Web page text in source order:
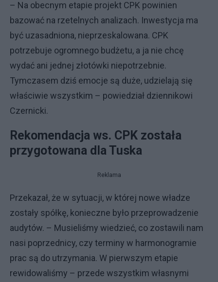
– Na obecnym etapie projekt CPK powinien
bazować na rzetelnych analizach. Inwestycja ma
być uzasadniona, nieprzeskalowana. CPK
potrzebuje ogromnego budżetu, a ja nie chcę
wydać ani jednej złotówki niepotrzebnie.
Tymczasem dziś emocje są duże, udzielają się
właściwie wszystkim – powiedział dziennikowi
Czernicki.
Rekomendacja ws. CPK została
przygotowana dla Tuska
Reklama
Przekazał, że w sytuacji, w której nowe władze
zostały spółkę, konieczne było przeprowadzenie
audytów. – Musieliśmy wiedzieć, co zostawili nam
nasi poprzednicy, czy terminy w harmonogramie
prac są do utrzymania. W pierwszym etapie
rewidowaliśmy – przede wszystkim własnymi